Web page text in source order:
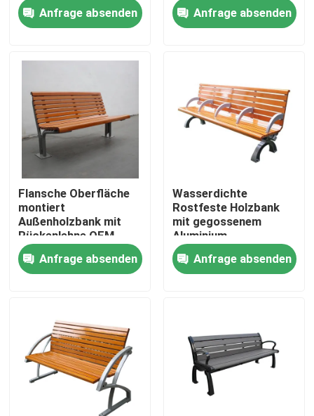
Zu Hause
Über uns
Werksbesichtigung
Qualitätskontrolle
Kontakt mit uns
Neuigkeiten
Bitte um ein Angebot
Metallbänke im Freien
Holzbänke im Freien
Anfrage absenden
Anfrage absenden
Flansche Oberfläche
montiert
Außenholzbank mit
Rückenlehne OEM
ODM
Anfrage absenden
Wasserdichte
Rostfeste Holzbank
mit gegossenem
Aluminium
Anfrage absenden